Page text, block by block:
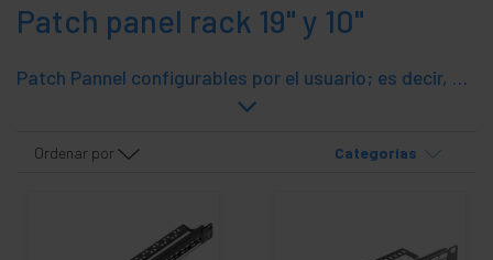
Patch panel rack 19" y 10"
Patch Pannel configurables por el usuario; es decir, que se suministran vacios con el tamaño estándar para cada zócalo para insertar los componentes que el usuario desee, ya sea los suministrados por nosotros o cualquiera estándar disponible en el mercado. Dìsponemos de Patch Pannel de 19", las tapas y marcos (bus) de plástico que adaptan el zócalo a cada tipología de conector, y los conectores para estos marcos que permiten configurar un pactch pannel totalmente a medida. 1U=44,5mm.
Ordenar por Categorías